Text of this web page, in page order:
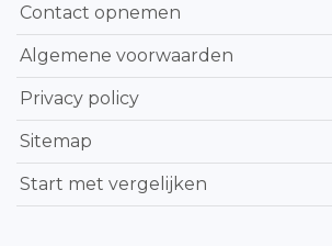
Contact opnemen
Algemene voorwaarden
Privacy policy
Sitemap
Start met vergelijken